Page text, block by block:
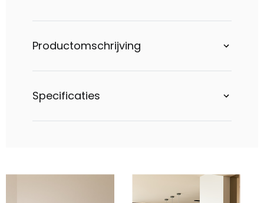
Productomschrijving
Specificaties